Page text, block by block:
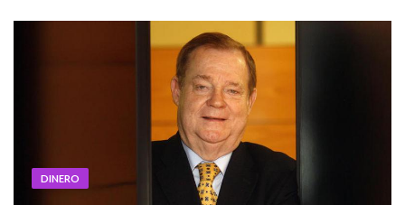
DINERO